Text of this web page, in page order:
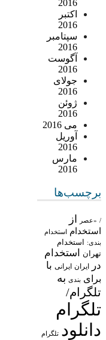
2016
اکتبر
2016
سپتامبر
2016
آگوست
2016
جولای
2016
ژوئن
2016
می 2016
آوریل
2016
مارس
2016
برچسب‌ها
/ «عصر از
استخدام استخدام
بندی: استخدام
تهران
استخدام
در
ایران ایرانی با
برای بندی به
تلگرام/
تلگرام
دانلود تلگرام